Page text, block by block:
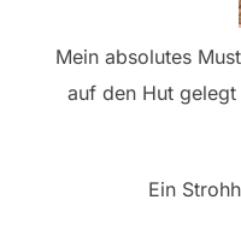
Mein absolutes
auf den Hut
Ein